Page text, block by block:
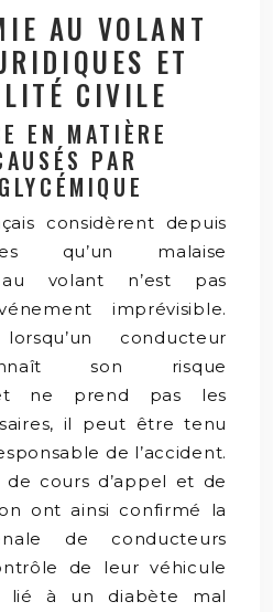
AU VOLANT
ET
CIVILE
EN MATIÈRE
PAR
considèrent depuis
qu’un malaise
au volant n’est pas
imprévisible.
conducteur
son risque
et ne prend pas les
il peut être tenu
de l’accident.
de cours d’appel et de
ont ainsi confirmé la
de conducteurs
de leur véhicule
lié à un diabète mal